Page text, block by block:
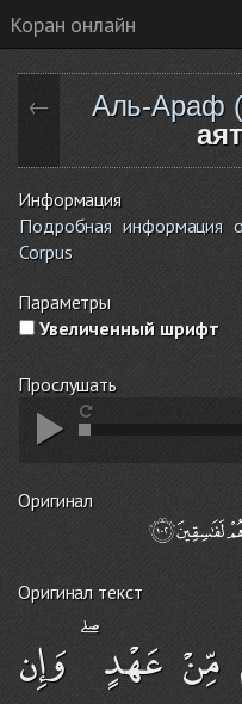
Коран онлайн
← Аль-Араф
Информация
Подробная информация
Corpus
Параметры
Увеличенный шрифт
Прослушать
Оригинал
Оригинал текст
مِّنْ عَهْدٍ ۖ وَإِن